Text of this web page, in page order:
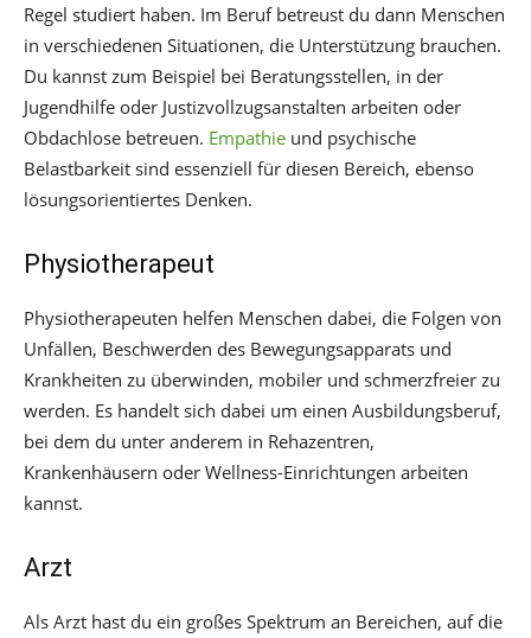
Regel studiert haben. Im Beruf betreust du dann Menschen
in verschiedenen Situationen, die Unterstützung brauchen.
Du kannst zum Beispiel bei Beratungsstellen, in der
Jugendhilfe oder Justizvollzugsanstalten arbeiten oder
Obdachlose betreuen. Empathie und psychische
Belastbarkeit sind essenziell für diesen Bereich, ebenso
lösungsorientiertes Denken.
Physiotherapeut
Physiotherapeuten helfen Menschen dabei, die Folgen von
Unfällen, Beschwerden des Bewegungsapparats und
Krankheiten zu überwinden, mobiler und schmerzfreier zu
werden. Es handelt sich dabei um einen Ausbildungsberuf,
bei dem du unter anderem in Rehazentren,
Krankenhäusern oder Wellness-Einrichtungen arbeiten
kannst.
Arzt
Als Arzt hast du ein großes Spektrum an Bereichen, auf die